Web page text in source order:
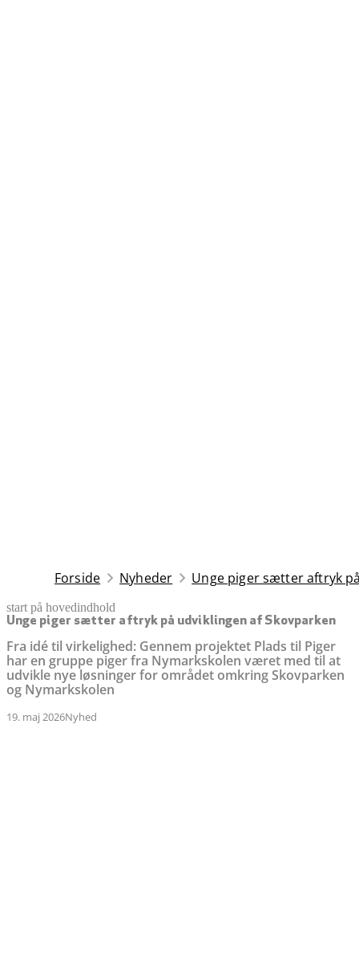
Forside Nyheder Unge piger sætter aftryk
start på hovedindhold
Unge piger sætter aftryk på udviklingen af Skovparken
Fra idé til virkelighed: Gennem projektet Plads til Piger
har en gruppe piger fra Nymarkskolen været med til at
udvikle nye løsninger for området omkring Skovparken
og Nymarkskolen
19. maj 2026Nyhed
senest opdateret 19. maj 2026